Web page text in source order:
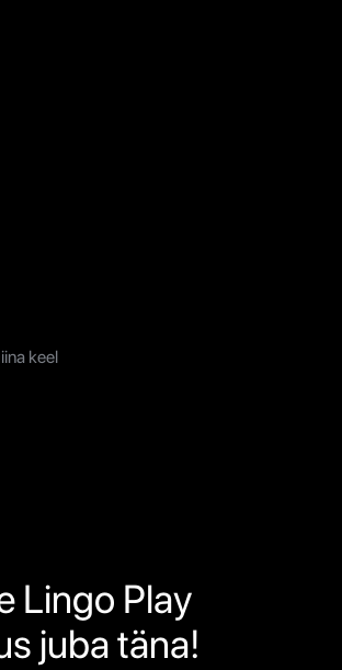
keel
Lingo Play
juba täna!